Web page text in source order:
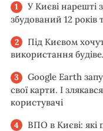
У Києві нарешті
збудований 12 років
Під Києвом
використання
Google Earth
свої карти. І
користувачі
ВПО в Києві: які